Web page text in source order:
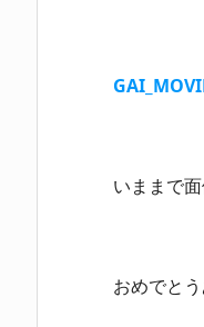
いままで
おめでとう